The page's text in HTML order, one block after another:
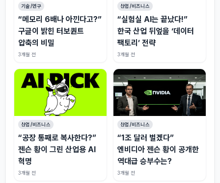
기술/연구
“메모리 6배나 아낀다고?”
구글이 밝힌 터보퀀트
압축의 비밀
3개월 전
산업/비즈니스
“실험실 AI는 끝났다!”
한국 산업 뒤엎을 ‘데이터
팩토리’ 전략
3개월 전
산업/비즈니스
“공장 통째로 복사한다?”
젠슨 황이 그린 산업용 AI
혁명
3개월 전
산업/비즈니스
“1조 달러 벌겠다”
엔비디아 젠슨 황이 공개한
역대급 승부수는?
3개월 전